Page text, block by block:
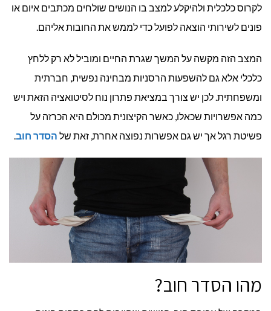
לקרוס כלכלית ולהיקלע למצב בו הנושים שולחים מכתבים איום או
פונים לשירותי הוצאה לפועל כדי לממש את החובות אליהם.
המצב הזה מקשה על המשך שגרת החיים ומוביל לא רק ללחץ
כלכלי אלא גם להשפעות הרסניות מבחינה נפשית, חברתית
ומשפחתית. לכן יש צורך במציאת פתרון נוח לסיטואציה הזאת ויש
כמה אפשרויות שכאלו, כאשר הקיצונית מכולם היא הכרזה על
פשיטת רגל אך יש גם אפשרות נפוצה אחרת, זאת של הסדר חוב.
מהו הסדר חוב?